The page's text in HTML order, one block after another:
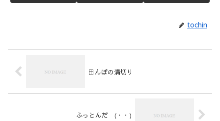
tochin
田んぼの溝切り
ふっとんだ (・・)